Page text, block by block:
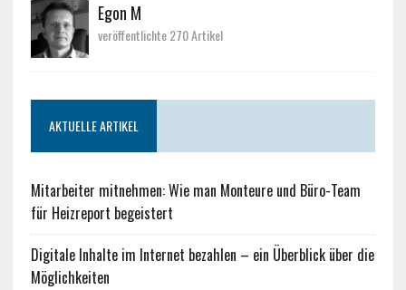
Egon M
veröffentlichte 270 Artikel
AKTUELLE ARTIKEL
Mitarbeiter mitnehmen: Wie man Monteure und Büro-Team
für Heizreport begeistert
Digitale Inhalte im Internet bezahlen – ein Überblick über die
Möglichkeiten